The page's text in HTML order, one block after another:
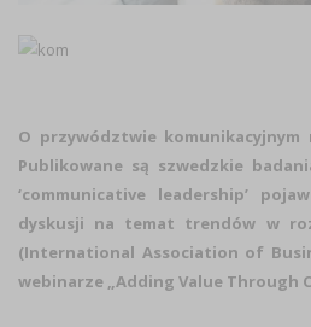
O przywództwie komunikacyjnym
Publikowane są szwedzkie
‘communicative leadership’
dyskusji na temat trendów w
(International Association of
webinarze „Adding Value Through